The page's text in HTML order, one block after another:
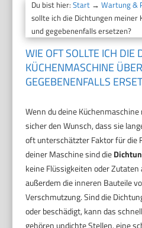
Du bist hier:Start →Wartung &
sollte ich die Dichtungen meiner
und gegebenenfalls ersetzen?
WIE OFT SOLLTE ICH DIE
KÜCHENMASCHINE
GEGEBENENFALLS
Wenn du deine
sicher den Wunsch, dass sie
oft unterschätzter Faktor für die
deiner Maschine sind die
keine Flüssigkeiten oder
außerdem die inneren Bauteile
Verschmutzung. Sind die
oder beschädigt, kann das
gehören undichte Stellen, eine